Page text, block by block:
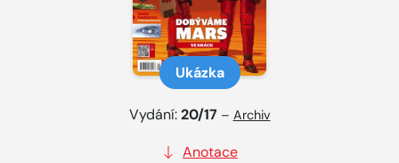
Ukázka
Vydání:20/17 – Archiv
Anotace